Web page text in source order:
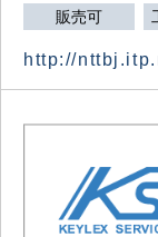
販売可
http://